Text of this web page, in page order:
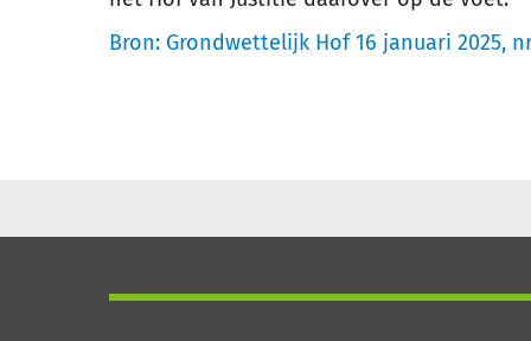
Bron: Grondwettelijk Hof 16 januari 2025,